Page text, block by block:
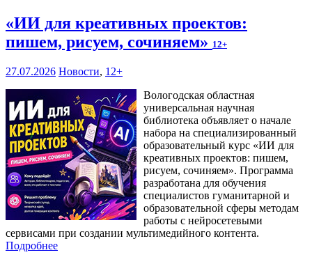
«ИИ для креативных проектов:
пишем, рисуем, сочиняем» 12+
27.07.2026 Новости, 12+
Вологодская областная
универсальная научная
библиотека объявляет о начале
набора на специализированный
образовательный курс «ИИ для
креативных проектов: пишем,
рисуем, сочиняем». Программа
разработана для обучения
специалистов гуманитарной и
образовательной сферы методам
работы с нейросетевыми
сервисами при создании мультимедийного контента.
Подробнее